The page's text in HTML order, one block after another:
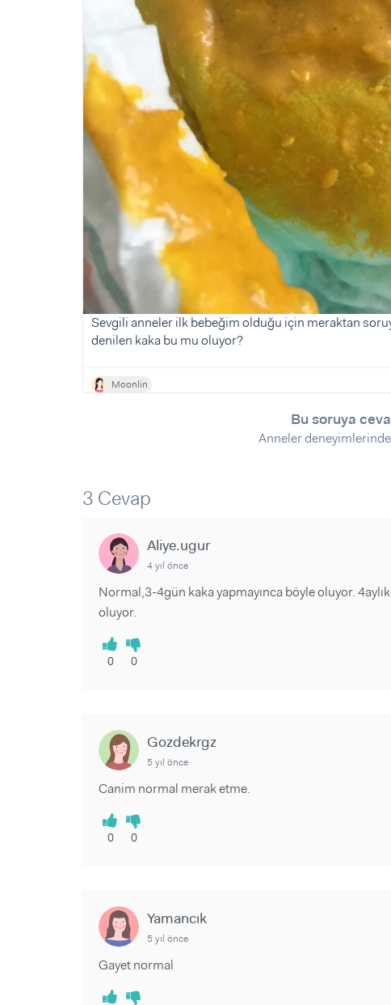
Makaleler
Makaleler
Ürünler
Sorular ve Yanıtlar
Makaleler
Videolar
Sevgili anneler ilk bebeğim olduğu için meraktan
denilen kaka bu mu oluyor?
Moonlin
Bu soruya
Anneler
3 Cevap
Aliye.ugur
4 yıl önce
Normal,3-4gün kaka yapmayınca böyle oluyor.
oluyor.
0 0
Gozdekrgz
5 yıl önce
Canim normal merak etme.
0 0
Yamancık
5 yıl önce
Gayet normal